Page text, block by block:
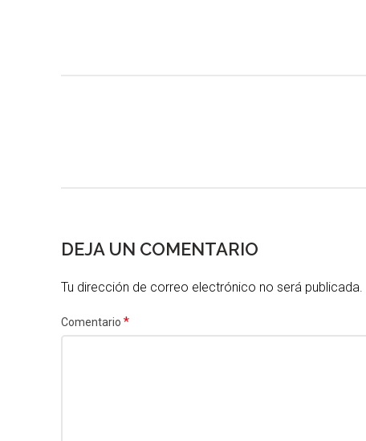
DEJA UN COMENTARIO
Tu dirección de correo electrónico no será publicada.
Comentario *